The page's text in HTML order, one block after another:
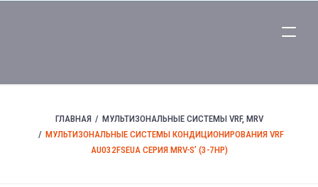
ГЛАВНАЯ
МУЛЬТИЗОНАЛЬНЫЕ СИСТЕМЫ VRF, MRV
МУЛЬТИЗОНАЛЬНЫЕ СИСТЕМЫ КОНДИЦИОНИРОВАНИЯ VRF
AU032FSEUA СЕРИЯ MRV-S’ (3-7HP)